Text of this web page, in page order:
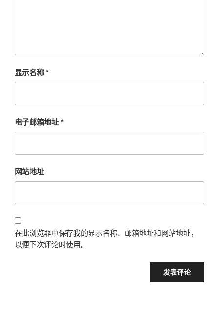
显示名称*
电子邮箱地址*
网站地址
在此浏览器中保存我的显示名称、邮箱地址和网站地址，
以便下次评论时使用。